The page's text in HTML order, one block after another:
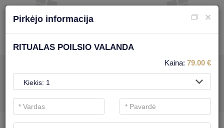
SPA PASLAUGOMS
×
Pirkėjo informacija
RITUALAS POILSIO VALANDA
Kaina: 79.00 €